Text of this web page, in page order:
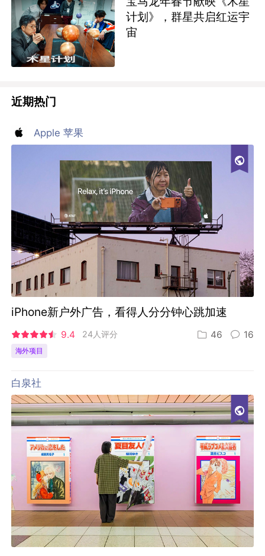
宝马龙年春节献映《木星
计划》，群星共启红运宇
宙
近期热门
Apple 苹果
iPhone新户外广告，看得人分分钟心跳加速
9.4 24人评分 46 16
海外项目
白泉社